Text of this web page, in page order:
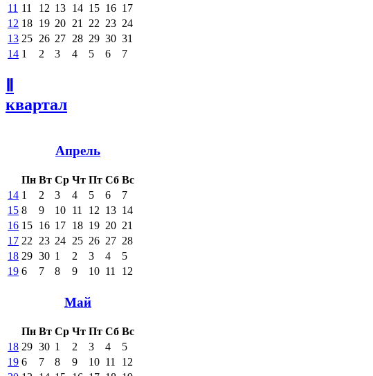
11 11 12 13 14 15 16 17
12 18 19 20 21 22 23 24
13 25 26 27 28 29 30 31
14 1 2 3 4 5 6 7
квартал
Апрель
Пн Вт Ср Чт Пт Сб Вс
14 1 2 3 4 5 6
7
15 8 9 10 11 12 13 14
16 15 16 17 18 19 20 21
17 22 23 24 25 26 27 28
18 29 30 1 2 3 4
5
19 6 7 8 9 10 11 12
Май
Пн Вт Ср Чт Пт Сб Вс
18 29 30 1 2 3 4
5
19 6 7 8 9 10 11
12